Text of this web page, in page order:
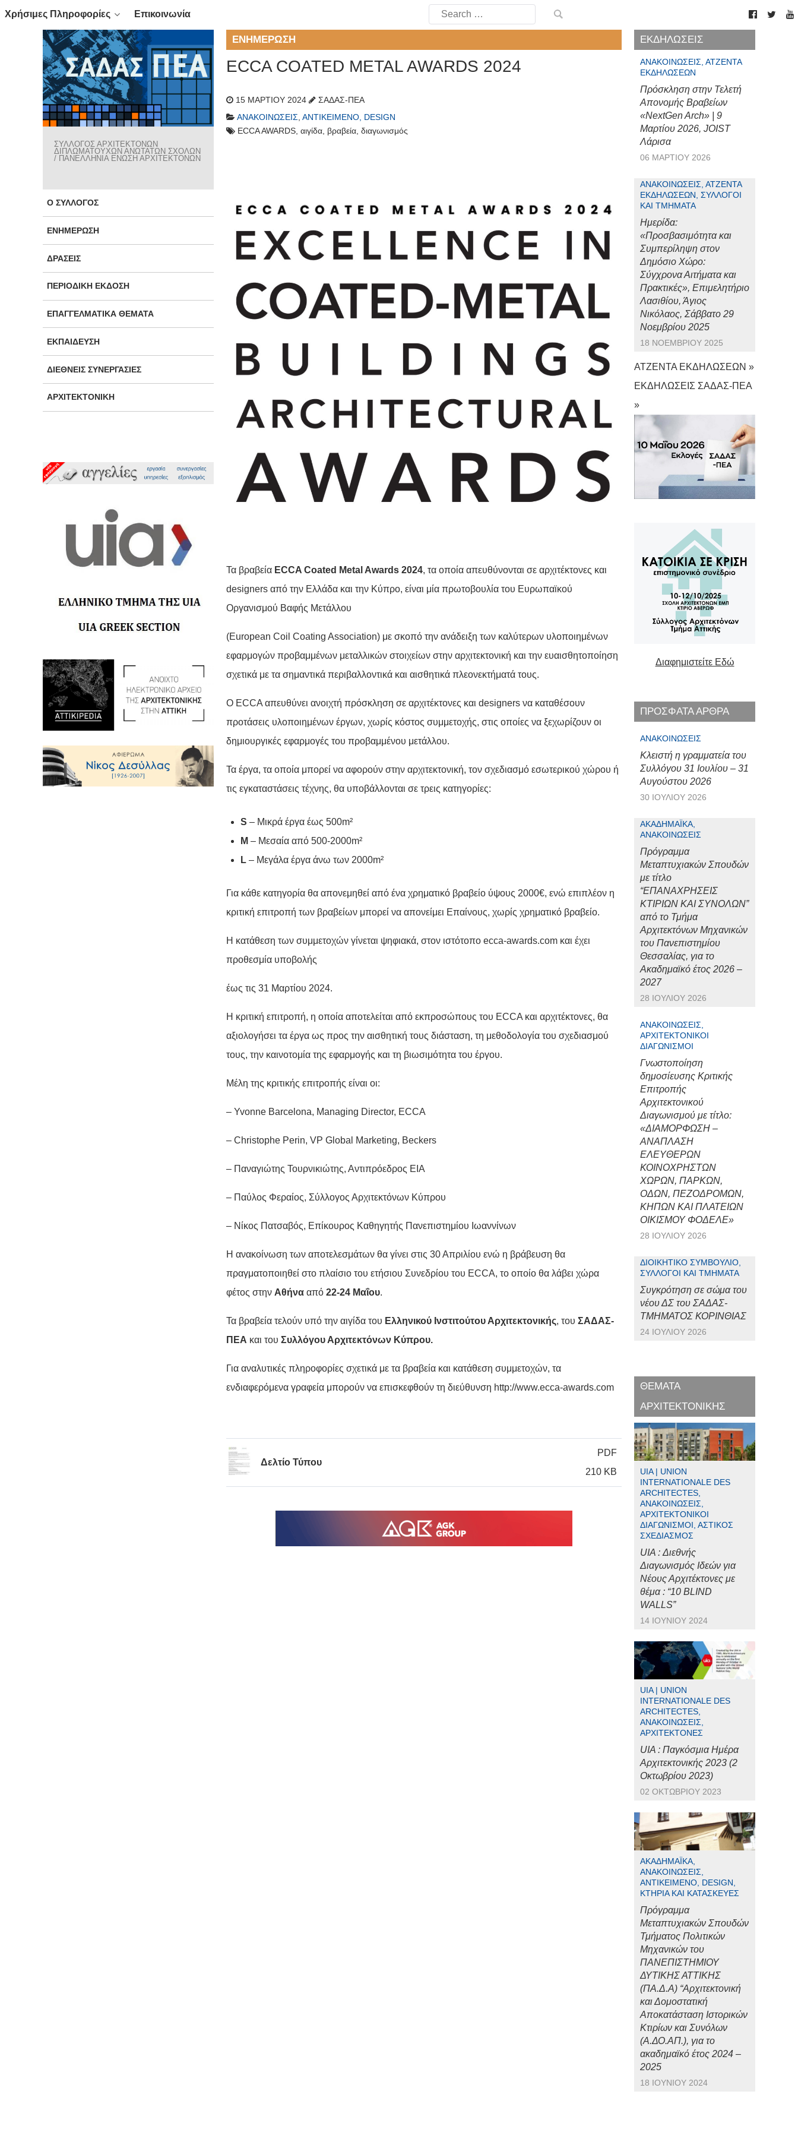
Χρήσιμες Πληροφορίες Επικοινωνία
Search
for:
ΣΥΛΛΟΓΟΣ ΑΡΧΙΤΕΚΤΟΝΩΝ
ΔΙΠΛΩΜΑΤΟΥΧΩΝ ΑΝΩΤΑΤΩΝ ΣΧΟΛΩΝ
/ ΠΑΝΕΛΛΗΝΙΑ ΕΝΩΣΗ ΑΡΧΙΤΕΚΤΟΝΩΝ
Ο ΣΎΛΛΟΓΟΣ
ΕΝΗΜΈΡΩΣΗ
ΔΡΆΣΕΙΣ
ΠΕΡΙΟΔΙΚΉ ΈΚΔΟΣΗ
ΕΠΑΓΓΕΛΜΑΤΙΚΆ ΘΈΜΑΤΑ
ΕΚΠΑΊΔΕΥΣΗ
ΔΙΕΘΝΕΊΣ ΣΥΝΕΡΓΑΣΊΕΣ
ΑΡΧΙΤΕΚΤΟΝΙΚΉ
ΕΝΗΜΈΡΩΣΗ
ECCA COATED METAL AWARDS 2024
15 ΜΑΡΤΊΟΥ 2024
ΣΑΔΑΣ-ΠΕΑ
ΑΝΑΚΟΙΝΏΣΕΙΣ, ΑΝΤΙΚΕΊΜΕΝΟ, DESIGN
ECCA AWARDS, αιγίδα, βραβεία, διαγωνισμός
Τα βραβεία ECCA Coated Metal Awards 2024, τα οποία απευθύνονται σε αρχιτέκτονες και
designers από την Ελλάδα και την Κύπρο, είναι μία πρωτοβουλία του Ευρωπαϊκού
Οργανισμού Βαφής Μετάλλου
(European Coil Coating Association) με σκοπό την ανάδειξη των καλύτερων υλοποιημένων
εφαρμογών προβαμμένων μεταλλικών στοιχείων στην αρχιτεκτονική και την ευαισθητοποίηση
σχετικά με τα σημαντικά περιβαλλοντικά και αισθητικά πλεονεκτήματά τους.
Ο ECCA απευθύνει ανοιχτή πρόσκληση σε αρχιτέκτονες και designers να καταθέσουν
προτάσεις υλοποιημένων έργων, χωρίς κόστος συμμετοχής, στις οποίες να ξεχωρίζουν οι
δημιουργικές εφαρμογές του προβαμμένου μετάλλου.
Τα έργα, τα οποία μπορεί να αφορούν στην αρχιτεκτονική, τον σχεδιασμό εσωτερικού χώρου ή
τις εγκαταστάσεις τέχνης, θα υποβάλλονται σε τρεις κατηγορίες:
S – Μικρά έργα έως 500m²
M – Μεσαία από 500-2000m²
L– Μεγάλα έργα άνω των 2000m²
Για κάθε κατηγορία θα απονεμηθεί από ένα χρηματικό βραβείο ύψους 2000€, ενώ επιπλέον η
κριτική επιτροπή των βραβείων μπορεί να απονείμει Επαίνους, χωρίς χρηματικό βραβείο.
Η κατάθεση των συμμετοχών γίνεται ψηφιακά, στον ιστότοπο ecca-awards.comκαι έχει
προθεσμία υποβολής
έως τις 31 Μαρτίου 2024.
Η κριτική επιτροπή, η οποία αποτελείται από εκπροσώπους του ECCA και αρχιτέκτονες, θα
αξιολογήσει τα έργα ως προς την αισθητική τους διάσταση, τη μεθοδολογία του σχεδιασμού
τους, την καινοτομία της εφαρμογής και τη βιωσιμότητα του έργου.
Μέλη της κριτικής επιτροπής είναι οι:
– Yvonne Barcelona, Managing Director, ECCA
– Christophe Perin, VP Global Marketing, Beckers
– Παναγιώτης Τουρνικιώτης, Αντιπρόεδρος ΕΙΑ
– Παύλος Φεραίος, Σύλλογος Αρχιτεκτόνων Κύπρου
– Νίκος Πατσαβός, Επίκουρος Καθηγητής Πανεπιστημίου Ιωαννίνων
Η ανακοίνωση των αποτελεσμάτων θα γίνει στις 30 Απριλίου ενώ η βράβευση θα
πραγματοποιηθεί στο πλαίσιο του ετήσιου Συνεδρίου του ECCA, το οποίο θα λάβει χώρα
φέτος στην Αθήνααπό 22-24 Μαΐου.
Τα βραβεία τελούν υπό την αιγίδα του Ελληνικού Ινστιτούτου Αρχιτεκτονικής, του ΣΑΔΑΣ-
ΠΕΑ και του Συλλόγου Αρχιτεκτόνων Κύπρου.
Για αναλυτικές πληροφορίες σχετικά με τα βραβεία και κατάθεση συμμετοχών, τα
ενδιαφερόμενα γραφεία μπορούν να επισκεφθούν τη διεύθυνση http://www.ecca-awards.com
Δελτίο Τύπου
PDF
210 KB
ΕΚΔΗΛΩΣΕΙΣ
ΑΝΑΚΟΙΝΏΣΕΙΣ, ΑΤΖΈΝΤΑ
ΕΚΔΗΛΏΣΕΩΝ
Πρόσκληση στην Τελετή
Απονομής Βραβείων
«NextGen Arch» | 9
Μαρτίου 2026, JOIST
Λάρισα
06 ΜΑΡΤΊΟΥ 2026
ΑΝΑΚΟΙΝΏΣΕΙΣ, ΑΤΖΈΝΤΑ
ΕΚΔΗΛΏΣΕΩΝ, ΣΎΛΛΟΓΟΙ
ΚΑΙ ΤΜΉΜΑΤΑ
Ημερίδα:
«Προσβασιμότητα και
Συμπερίληψη στον
Δημόσιο Χώρο:
Σύγχρονα Αιτήματα και
Πρακτικές», Επιμελητήριο
Λασιθίου, Άγιος
Νικόλαος, Σάββατο 29
Νοεμβρίου 2025
18 ΝΟΕΜΒΡΊΟΥ 2025
ΑΤΖΕΝΤΑ ΕΚΔΗΛΩΣΕΩΝ »
ΕΚΔΗΛΩΣΕΙΣ ΣΑΔΑΣ-ΠΕΑ
»
Διαφημιστείτε Εδώ
ΠΡΟΣΦΑΤΑ ΑΡΘΡΑ
ΑΝΑΚΟΙΝΏΣΕΙΣ
Κλειστή η γραμματεία του
Συλλόγου 31 Ιουλίου – 31
Αυγούστου 2026
30 ΙΟΥΛΊΟΥ 2026
ΑΚΑΔΗΜΑΪΚΆ,
ΑΝΑΚΟΙΝΏΣΕΙΣ
Πρόγραμμα
Μεταπτυχιακών Σπουδών
με τίτλο
“ΕΠΑΝΑΧΡΗΣΕΙΣ
ΚΤΙΡΙΩΝ ΚΑΙ ΣΥΝΟΛΩΝ”
από το Τμήμα
Αρχιτεκτόνων Μηχανικών
του Πανεπιστημίου
Θεσσαλίας, για το
Ακαδημαϊκό έτος 2026 –
2027
28 ΙΟΥΛΊΟΥ 2026
ΑΝΑΚΟΙΝΏΣΕΙΣ,
ΑΡΧΙΤΕΚΤΟΝΙΚΟΊ
ΔΙΑΓΩΝΙΣΜΟΊ
Γνωστοποίηση
δημοσίευσης Κριτικής
Επιτροπής
Αρχιτεκτονικού
Διαγωνισμού με τίτλο:
«ΔΙΑΜΟΡΦΩΣΗ –
ΑΝΑΠΛΑΣΗ
ΕΛΕΥΘΕΡΩΝ
ΚΟΙΝΟΧΡΗΣΤΩΝ
ΧΩΡΩΝ, ΠΑΡΚΩΝ,
ΟΔΩΝ, ΠΕΖΟΔΡΟΜΩΝ,
ΚΗΠΩΝ ΚΑΙ ΠΛΑΤΕΙΩΝ
ΟΙΚΙΣΜΟΥ ΦΟΔΕΛΕ»
28 ΙΟΥΛΊΟΥ 2026
ΔΙΟΙΚΗΤΙΚΌ ΣΥΜΒΟΎΛΙΟ,
ΣΎΛΛΟΓΟΙ ΚΑΙ ΤΜΉΜΑΤΑ
Συγκρότηση σε σώμα του
νέου ΔΣ του ΣΑΔΑΣ-
ΤΜΗΜΑΤΟΣ ΚΟΡΙΝΘΙΑΣ
24 ΙΟΥΛΊΟΥ 2026
ΘΕΜΑΤΑ
ΑΡΧΙΤΕΚΤΟΝΙΚΗΣ
UIA | UNION
INTERNATIONALE DES
ARCHITECTES,
ΑΝΑΚΟΙΝΏΣΕΙΣ,
ΑΡΧΙΤΕΚΤΟΝΙΚΟΊ
ΔΙΑΓΩΝΙΣΜΟΊ, ΑΣΤΙΚΌΣ
ΣΧΕΔΙΑΣΜΌΣ
UIA : Διεθνής
Διαγωνισμός Ιδεών για
Νέους Αρχιτέκτονες με
θέμα : “10 BLIND
WALLS”
14 ΙΟΥΝΊΟΥ 2024
UIA | UNION
INTERNATIONALE DES
ARCHITECTES,
ΑΝΑΚΟΙΝΏΣΕΙΣ,
ΑΡΧΙΤΈΚΤΟΝΕΣ
UIA : Παγκόσμια Ημέρα
Αρχιτεκτονικής 2023 (2
Οκτωβρίου 2023)
02 ΟΚΤΩΒΡΊΟΥ 2023
ΑΚΑΔΗΜΑΪΚΆ,
ΑΝΑΚΟΙΝΏΣΕΙΣ,
ΑΝΤΙΚΕΊΜΕΝΟ, DESIGN,
ΚΤΉΡΙΑ ΚΑΙ ΚΑΤΑΣΚΕΥΈΣ
Πρόγραμμα
Μεταπτυχιακών Σπουδών
Τμήματος Πολιτικών
Μηχανικών του
ΠΑΝΕΠΙΣΤΗΜΙΟΥ
ΔΥΤΙΚΗΣ ΑΤΤΙΚΗΣ
(ΠΑ.Δ.Α) “Αρχιτεκτονική
και Δομοστατική
Αποκατάσταση Ιστορικών
Κτιρίων και Συνόλων
(Α.ΔΟ.ΑΠ.), για το
ακαδημαϊκό έτος 2024 –
2025
18 ΙΟΥΝΊΟΥ 2024